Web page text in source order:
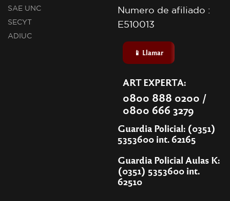
SAE UNC
SECYT
ADIUC
Numero de afiliado :
E510013
📱 Llamar
ART EXPERTA:
0800 888 0200 /
0800 666 3279
Guardia Policial: (0351)
5353600 int. 62165
Guardia Policial Aulas K:
(0351) 5353600 int.
62510